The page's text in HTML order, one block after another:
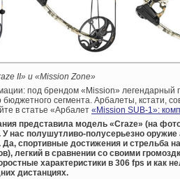
II» и «Mission Zone»
под брендом «Mission» легендарный
бюджетного сегмента. Арбалеты, кстати,
в статье «Арбалет «Mission SUB-1»:
представила модель «Craze» (на
нас полушутливо-полусерьезно
спортивные достижения и стрельба
легкий в сравнении со своими
характеристики в 306 fps и как
дистанциях.